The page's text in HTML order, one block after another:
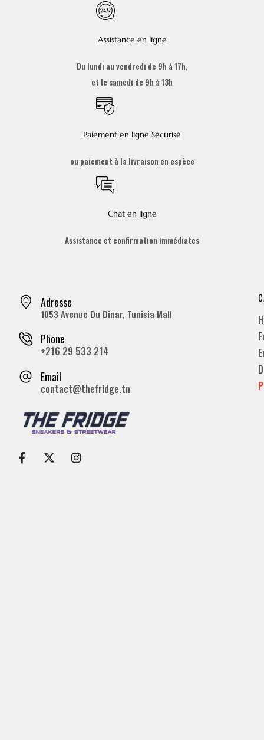
Assistance en ligne
Du lundi au vendredi de 9h à 17h,
et le samedi de 9h à 13h
Paiement en ligne Sécurisé
ou paiement à la livraison en espèce
Chat en ligne
Assistance et confirmation immédiates
Adresse
1053 Avenue Du Dinar, Tunisia Mall
Phone
+216 29 533 214
Email
contact@thefridge.tn